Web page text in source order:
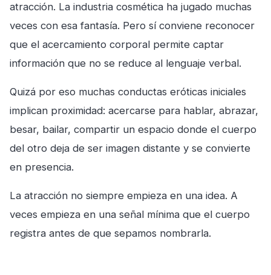
atracción. La industria cosmética ha jugado muchas
veces con esa fantasía. Pero sí conviene reconocer
que el acercamiento corporal permite captar
información que no se reduce al lenguaje verbal.
Quizá por eso muchas conductas eróticas iniciales
implican proximidad: acercarse para hablar, abrazar,
besar, bailar, compartir un espacio donde el cuerpo
del otro deja de ser imagen distante y se convierte
en presencia.
La atracción no siempre empieza en una idea. A
veces empieza en una señal mínima que el cuerpo
registra antes de que sepamos nombrarla.